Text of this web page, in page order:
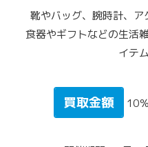
靴やバッグ、腕時計、
食器やギフトなどの生活
イテ
買取金額 10